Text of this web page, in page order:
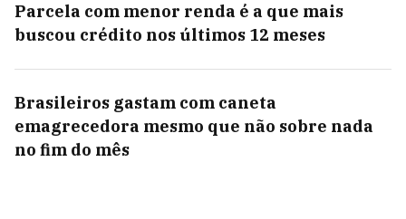
Parcela com menor renda é a que mais
buscou crédito nos últimos 12 meses
Brasileiros gastam com caneta
emagrecedora mesmo que não sobre nada
no fim do mês